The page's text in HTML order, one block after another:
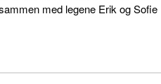
med legene Erik og Sofie